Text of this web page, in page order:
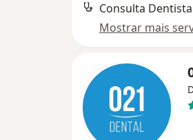
Consulta Dentista
Mostrar mais